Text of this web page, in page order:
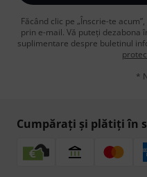
Făcând clic pe „Înscrie-te
prin e-mail. Vă puteți dezabona
suplimentare despre buletinul
*
Cumpărați și plătiți în